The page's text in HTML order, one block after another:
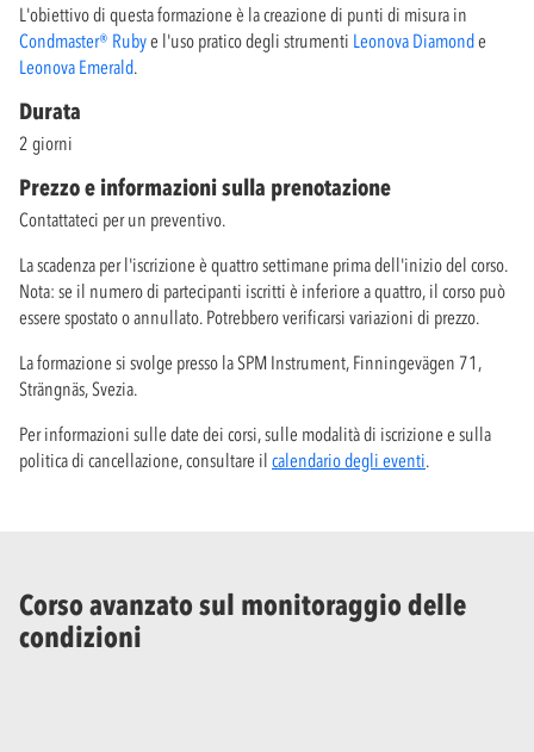
L'obiettivo di questa formazione è la creazione di punti di misura in
Condmaster® Rubye l'uso pratico degli strumenti Leonova Diamonde
Leonova Emerald.
Durata
2 giorni
Prezzo e informazioni sulla prenotazione
Contattateci per un preventivo.
La scadenza per l'iscrizione è quattro settimane prima dell'inizio del corso.
Nota: se il numero di partecipanti iscritti è inferiore a quattro, il corso può
essere spostato o annullato. Potrebbero verificarsi variazioni di prezzo.
La formazione si svolge presso la SPM Instrument, Finningevägen 71,
Strängnäs, Svezia.
Per informazioni sulle date dei corsi, sulle modalità di iscrizione e sulla
politica di cancellazione, consultare il calendario degli eventi.
Corso avanzato sul monitoraggio delle
condizioni